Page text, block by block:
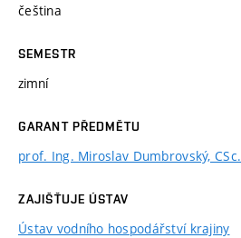
čeština
SEMESTR
zimní
GARANT PŘEDMĚTU
prof. Ing. Miroslav Dumbrovský, CSc.
ZAJIŠŤUJE ÚSTAV
Ústav vodního hospodářství krajiny